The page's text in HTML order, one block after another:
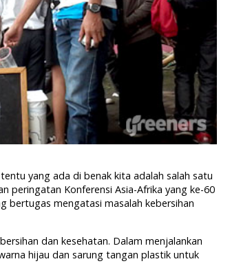
yang ada di benak kita adalah salah satu
peringatan Konferensi Asia-Afrika yang ke-60
bertugas mengatasi masalah kebersihan
dan kesehatan. Dalam menjalankan
hijau dan sarung tangan plastik untuk